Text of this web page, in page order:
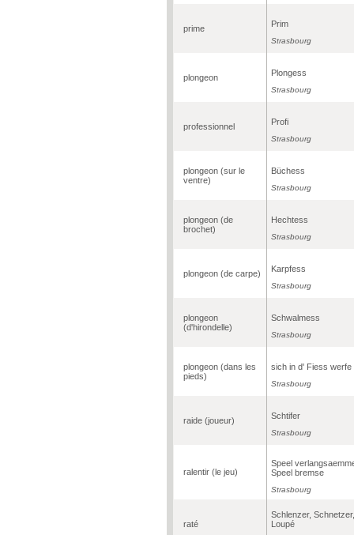
prime Prim
Strasbourg
plongeon Plongess
Strasbourg
professionnel Profi
Strasbourg
plongeon (sur le
ventre)
Büchess
Strasbourg
plongeon (de
brochet)
Hechtess
Strasbourg
plongeon (de carpe) Karpfess
Strasbourg
plongeon
(d'hirondelle)
Schwalmess
Strasbourg
plongeon (dans les
pieds)
sich in d' Fiess werfe
Strasbourg
raide (joueur) Schtifer
Strasbourg
ralentir (le jeu)
Speel
Speel bremse
Strasbourg
raté
Schlenzer, Schnetzer,
Loupé